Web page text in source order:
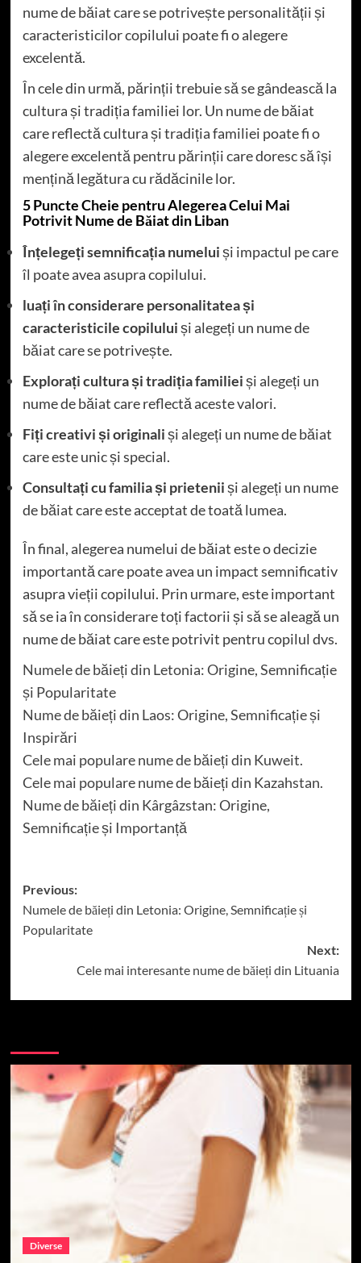
nume de băiat care se potrivește personalității și
caracteristicilor copilului poate fi o alegere
excelentă.
În cele din urmă, părinții trebuie să se gândească la
cultura și tradiția familiei lor. Un nume de băiat
care reflectă cultura și tradiția familiei poate fi o
alegere excelentă pentru părinții care doresc să își
mențină legătura cu rădăcinile lor.
5 Puncte Cheie pentru Alegerea Celui Mai
Potrivit Nume de Băiat din Liban
Înțelegeți semnificația numeluiși impactul pe care
îl poate avea asupra copilului.
luați în considerare personalitatea și
caracteristicile copiluluiși alegeți un nume de
băiat care se potrivește.
Explorați cultura și tradiția familieiși alegeți un
nume de băiat care reflectă aceste valori.
Fiți creativi și originaliși alegeți un nume de băiat
care este unic și special.
Consultați cu familia și prieteniiși alegeți un nume
de băiat care este acceptat de toată lumea.
În final, alegerea numelui de băiat este o decizie
importantă care poate avea un impact semnificativ
asupra vieții copilului. Prin urmare, este important
să se ia în considerare toți factorii și să se aleagă un
nume de băiat care este potrivit pentru copilul dvs.
Numele de băieți din Letonia: Origine, Semnificație
și Popularitate
Nume de băieți din Laos: Origine, Semnificație și
Inspirări
Cele mai populare nume de băieți din Kuweit.
Cele mai populare nume de băieți din Kazahstan.
Nume de băieți din Kârgâzstan: Origine,
Semnificație și Importanță
Post
navigation
Previous:
Numele de băieți din Letonia: Origine, Semnificație și
Popularitate
Next:
Cele mai interesante nume de băieți din Lituania
Diverse